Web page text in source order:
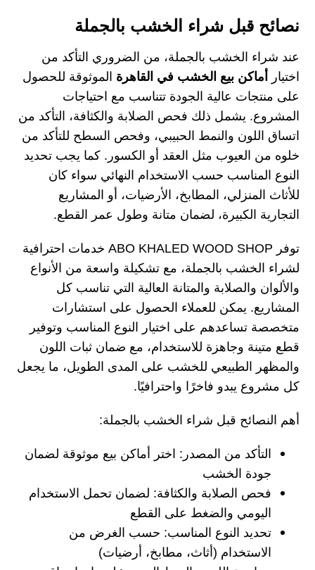
نصائح قبل شراء الخشب بالجملة
عند شراء الخشب بالجملة، من الضروري التأكد من
اختيار
أماكن بيع الخشب في القاهرة الموثوقة للحصول
على منتجات عالية الجودة تتناسب مع احتياجات
المشروع. يشمل ذلك فحص الصلابة والكثافة، التأكد من
اتساق اللون والنمط الحبيبي، وفحص السطح للتأكد من
خلوه من العيوب مثل العقد أو الكسور. كما يجب تحديد
النوع المناسب حسب الاستخدام النهائي سواء كان
للأثاث المنزلي، المطابخ، الأرضيات، أو المشاريع
التجارية الكبيرة، لضمان متانة وطول عمر القطع.
توفر ABO KHALED WOOD SHOP خدمات احترافية
لشراء الخشب بالجملة، مع تشكيلة واسعة من الأنواع
والألوان والصلابة والمتانة العالية التي تناسب كل
المشاريع. يمكن للعملاء الحصول على استشارات
متخصصة تساعدهم على اختيار النوع المناسب وتوفير
قطع متينة وجاهزة للاستخدام، مع ضمان ثبات اللون
والمظهر الطبيعي للخشب على المدى الطويل، ما يجعل
كل مشروع يبدو فاخرًا واحترافيًا.
أهم النصائح قبل شراء الخشب بالجملة:
التأكد من المصدر: اختر أماكن بيع موثوقة لضمان
جودة الخشب
فحص الصلابة والكثافة: لضمان تحمل الاستخدام
اليومي والضغط على القطع
تحديد النوع المناسب: حسب الغرض من
الاستخدام (أثاث، مطابخ، أرضيات)